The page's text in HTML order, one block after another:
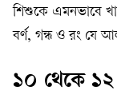
শিশুকে এমনভাবে
বর্ণ, গন্ধ ও রং যে
১০ থেকে ১২